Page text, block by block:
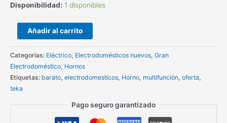
Disponibilidad: 1 disponibles
Añadir al carrito
Categorías: Eléctrico, Electrodomésticos nuevos, Gran
Electrodoméstico, Hornos
Etiquetas: barato, electrodomesticos, Horno, multifunción, oferta,
teka
Pago seguro garantizado